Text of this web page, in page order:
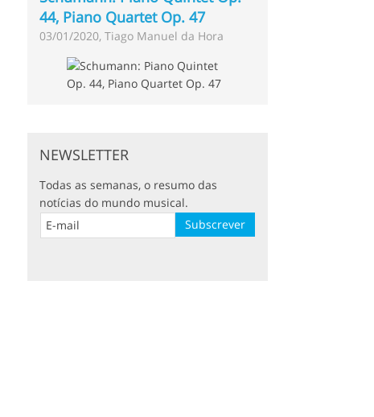
44, Piano Quartet Op. 47
03/01/2020, Tiago Manuel da Hora
NEWSLETTER
Todas as semanas, o resumo das
notícias do mundo musical.